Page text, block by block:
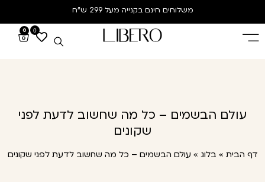
משלוחים חינםבקנייה מעל 299 ש”ח
0
עולם הבשמים – כל מה שחשוב לדעת לפני
שקונים
הבית»בלוג»עולם הבשמים – כל מה שחשוב לדעת לפני שקונים